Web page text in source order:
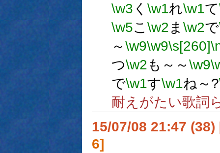
\w3 く \w1れ\w1て
\w5こ \w2ま \w2で
～\w9\w9\s[260]
つ\w2も～～\w9
で\w1す\w1ね～?
耐えがたい歌詞
15/07/08 21:47 (38)
6]